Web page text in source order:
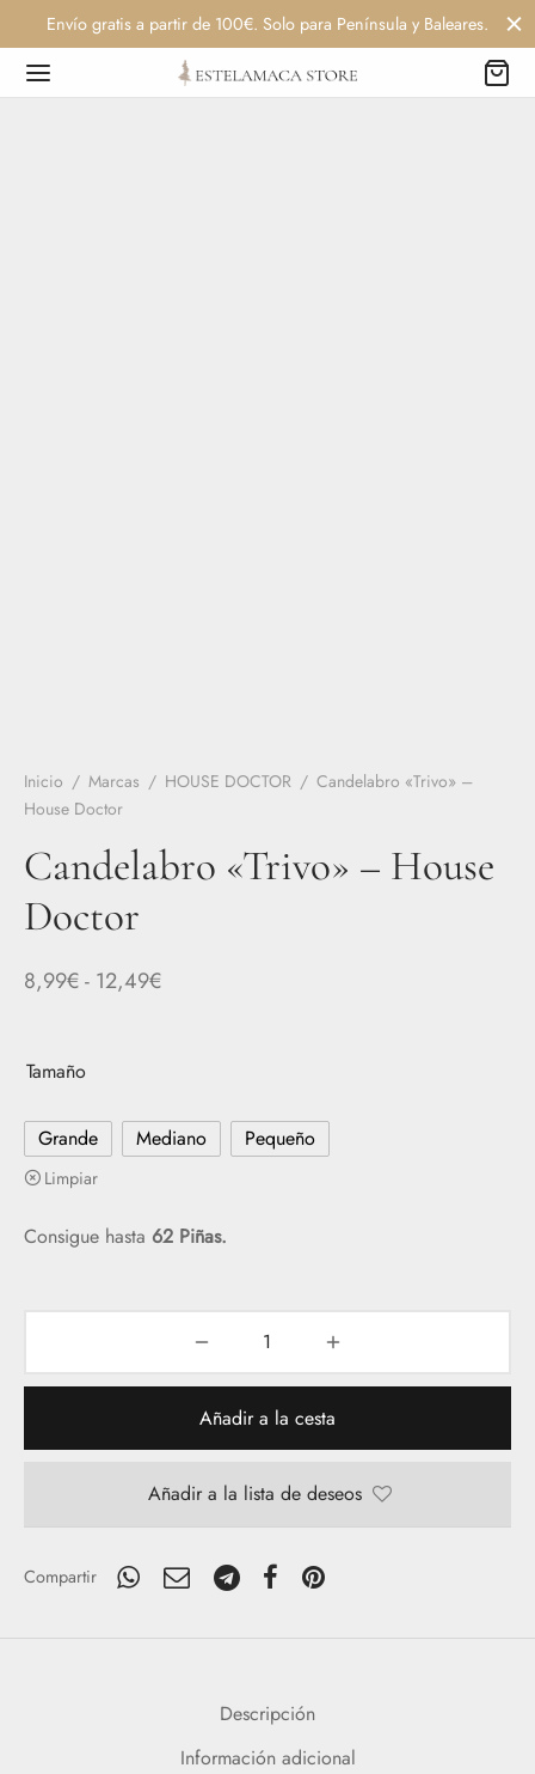
Envío gratis a partir de 100€. Solo para Península y Baleares.
Inicio / Marcas / HOUSE DOCTOR / Candelabro «Trivo» –
House Doctor
Candelabro «Trivo» – House
Doctor
8,99€- 12,49€Rango
8,99€
hasta
Tamaño
Grande Mediano Pequeño
Limpiar
Consigue hasta 62 Piñas.
Añadir a la cesta
Añadir a la lista de deseos
Compartir
Descripción
Información adicional